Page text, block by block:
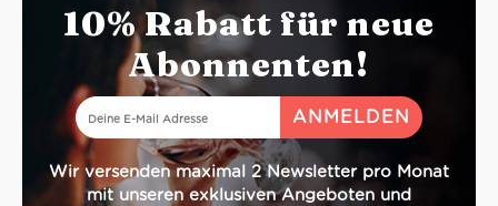
10% Rabatt für neue
Abonnenten!
Wir versenden maximal 2 Newsletter pro Monat
mit unseren exklusiven Angeboten und